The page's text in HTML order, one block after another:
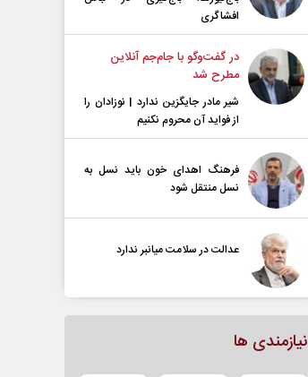
افشاگری
در گفت‌و‌گو با جام‌جم آنلاین
مطرح شد
شیر مادر جایگزین ندارد | نوزادان را
از فواید آن محروم نکنیم
فرهنگ اهدای خون باید نسل به
نسل منتقل شود
عدالت در سلامت میانبر ندارد
نیازمندی ها